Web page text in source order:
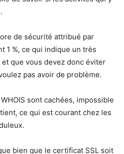
de sécurité attribué par
1 %, ce qui indique un très
que vous devez donc éviter
pas avoir de problème.
sont cachées, impossible
ce qui est courant chez les
bien que le certificat SSL soit